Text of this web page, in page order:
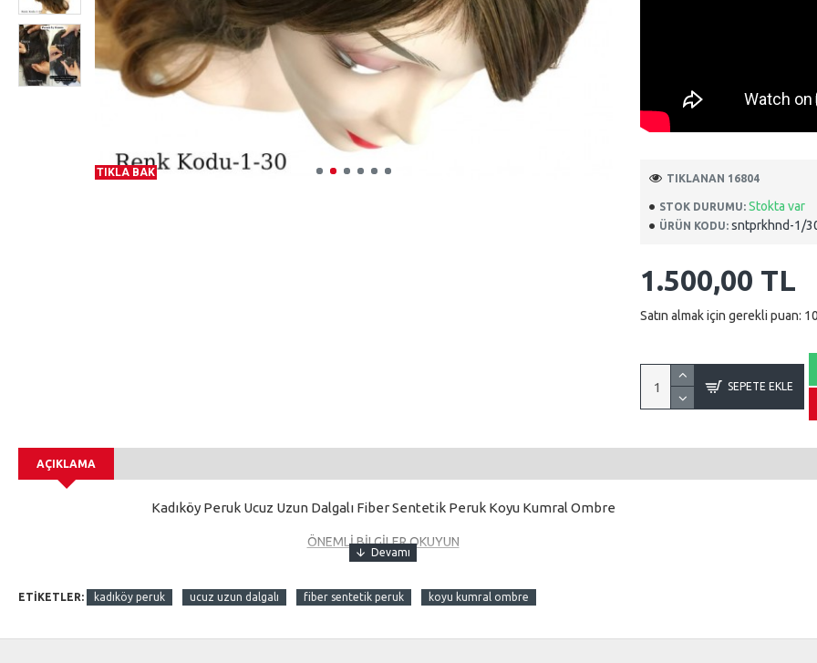
TIKLA BAK
STOK DURUMU: Stokta var
ÜRÜN KODU: sntprkhnd-1/
TIKLANAN 16804
1.500,00 TL
Satın almak için gerekli puan:
SEPETE EKLE
AÇIKLAMA
Kadıköy Peruk Ucuz Uzun Dalgalı Fiber Sentetik Peruk Koyu Kumral Ombre
ÖNEMLİ BİLGİLER OKUYUN
sentetik saçlara farklı yapıldığından, kendi bildiğiniz doğrultuda yapmaya çalışırsanız maşa tutmayacaktır. İşte bu
ETIKETLER: kadıköy peruk ucuz uzun dalgalı fiber sentetik peruk koyu kumral ombre